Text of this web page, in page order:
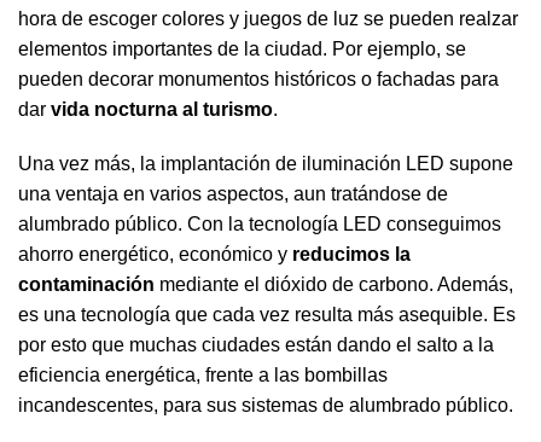
hora de escoger colores y juegos de luz se pueden realzar
elementos importantes de la ciudad. Por ejemplo, se
pueden decorar monumentos históricos o fachadas para
dar vida nocturna al turismo.
Una vez más, la implantación de iluminación LED supone
una ventaja en varios aspectos, aun tratándose de
alumbrado público. Con la tecnología LED conseguimos
ahorro energético, económico y reducimos la
contaminación mediante el dióxido de carbono. Además,
es una tecnología que cada vez resulta más asequible. Es
por esto que muchas ciudades están dando el salto a la
eficiencia energética, frente a las bombillas
incandescentes, para sus sistemas de alumbrado público.